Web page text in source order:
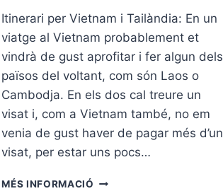
Itinerari per Vietnam i Tailàndia: En un
viatge al Vietnam probablement et
vindrà de gust aprofitar i fer algun dels
països del voltant, com són Laos o
Cambodja. En els dos cal treure un
visat i, com a Vietnam també, no em
venia de gust haver de pagar més d’un
visat, per estar uns pocs…
MÉS INFORMACIÓ ITINERARI